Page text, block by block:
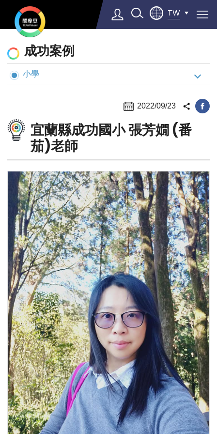
TW
▼
態
與
案
成功案例
小學
2022/09/23
宜蘭縣成功國小 張芳嫺 (番
茄)老師